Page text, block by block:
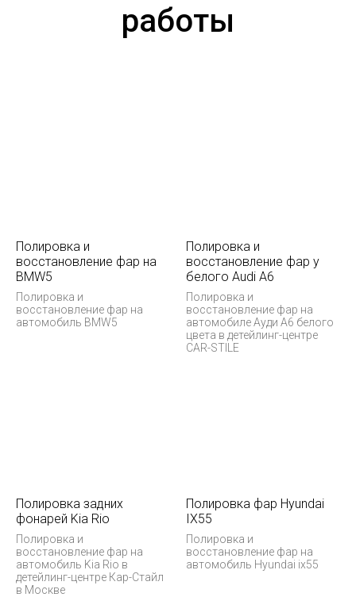
работы
Полировка и
восстановление фар на
BMW5
Полировка и
восстановление фар на
автомобиль BMW5
Полировка и
восстановление фар у
белого Audi А6
Полировка и
восстановление фар на
автомобиле Ауди А6 белого
цвета в детейлинг-центре
CAR-STILE
Полировка задних
фонарей Kia Rio
Полировка и
восстановление фар на
автомобиль Kia Rio в
детейлинг-центре Кар-Стайл
в Москве
Полировка фар Hyundai
IX55
Полировка и
восстановление фар на
автомобиль Hyundai ix55